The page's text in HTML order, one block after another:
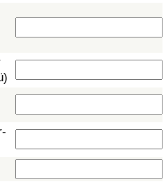
(aktuell)
nach Land